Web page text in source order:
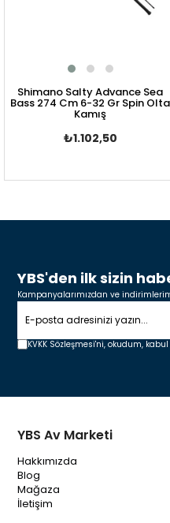
Shimano Salty Advance Sea
Bass 274 Cm 6-32 Gr Spin Olta
Kamış
₺1.102,50
YBS'den ilk sizin
Kampanyalarımızdan ve
KVKK Sözleşmesi'ni, okudum,
YBS Av Marketi
Hakkımızda
Blog
Mağaza
İletişim